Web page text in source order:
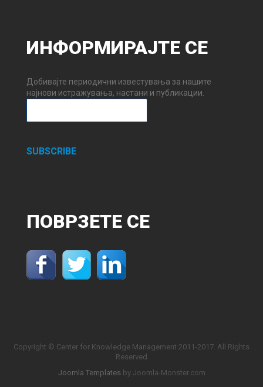
ИНФОРМИРАЈТЕ СЕ
Добивајте периодични известувања за нашите
најнови истражувања, настани и публикации.
SUBSCRIBE
ПОВРЗЕТЕ СЕ
Copyright © Center for Knowledge Management 2011-2017. All Rights
Reserved
Joomla Templatesby Joomla-Monster.com